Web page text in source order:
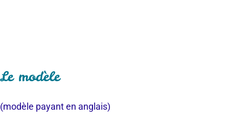
Le modèle
(modèle payant en anglais)